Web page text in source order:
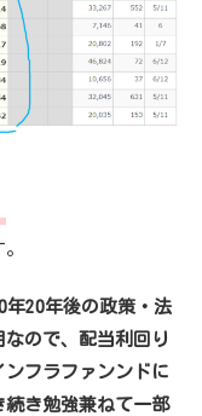
年20年後の政策・法
ので、配当利回り
ンフラファンンドに
き勉強兼ねて一部